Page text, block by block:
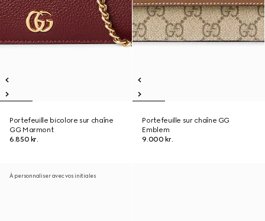
Portefeuille bicolore sur chaîne
GG Marmont
6.850 kr.
Portefeuille sur chaîne GG
Emblem
9.000 kr.
À personnaliser avec vos initiales